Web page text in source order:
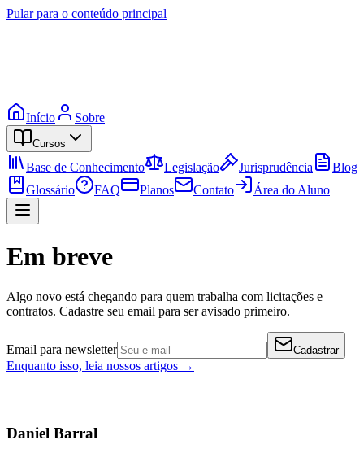
Pular para o conteúdo principal
Início Sobre
Cursos
Base de Conhecimento Legislação Jurisprudência
Blog
Glossário
FAQ Planos Contato Área do Aluno
Em breve
Algo novo está chegando para quem trabalha com licitações e
contratos. Cadastre seu email para ser avisado primeiro.
Email para newsletter Cadastrar
Enquanto isso, leia nossos artigos →
Daniel Barral